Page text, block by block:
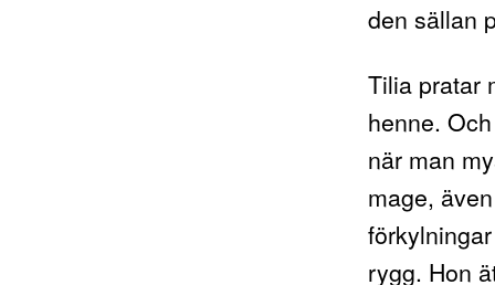
den sällan
Tilia pratar
henne.
när man
mage,
rygg. Hon